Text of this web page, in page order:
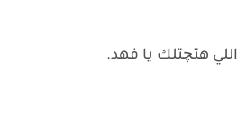
هتچتلك يا فهد.